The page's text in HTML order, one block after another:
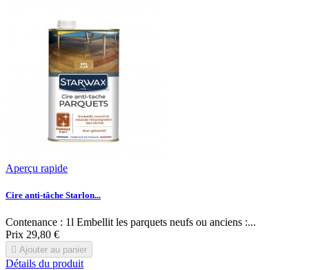
Aperçu rapide
Cire anti-tâche Starlon...
Contenance : 1l Embellit les parquets neufs ou anciens :...
Prix 29,80 €
 Ajouter au panier
Détails du produit